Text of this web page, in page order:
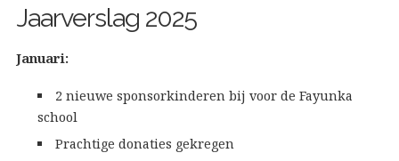
Jaarverslag 2025
Januari:
2 nieuwe sponsorkinderen bij voor de Fayunka
school
Prachtige donaties gekregen